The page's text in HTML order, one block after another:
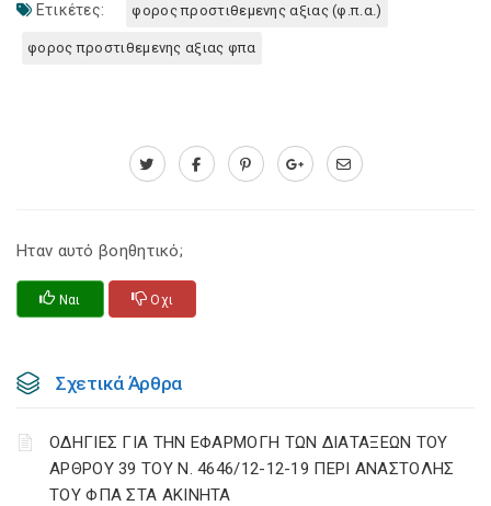
Ετικέτες: φορος προστιθεμενης αξιας (φ.π.α.)
φορος προστιθεμενης αξιας φπα
Ηταν αυτό βοηθητικό;
Ναι Οχι
Σχετικά Άρθρα
ΟΔΗΓΙΕΣ ΓΙΑ ΤΗΝ ΕΦΑΡΜΟΓΗ ΤΩΝ ΔΙΑΤΑΞΕΩΝ ΤΟΥ
ΑΡΘΡΟΥ 39 ΤΟΥ Ν. 4646/12-12-19 ΠΕΡΙ ΑΝΑΣΤΟΛΗΣ
ΤΟΥ ΦΠΑ ΣΤΑ ΑΚΙΝΗΤΑ